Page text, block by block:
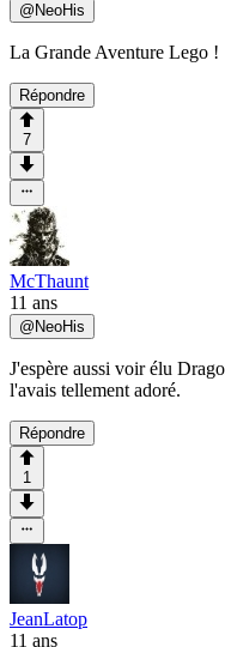
@ NeoHis
La Grande Aventure Lego !
Répondre
7
McThaunt
11 ans
@ NeoHis
J'espère aussi voir élu
l'avais tellement adoré.
Répondre
1
JeanLatop
11 ans